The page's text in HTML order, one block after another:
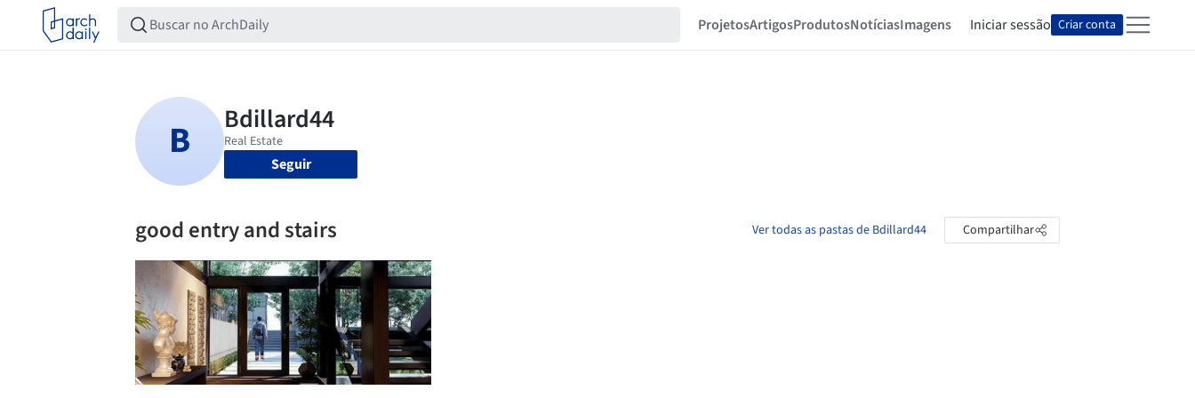
ProjetosArtigosProdutosNotíciasImagens Iniciar sessão Criar conta
Seguir
good entry and stairs Ver todas as pastas de Bdillard44 Compartilhar